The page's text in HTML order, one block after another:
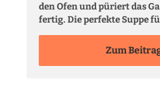
den Ofen und püriert das
fertig. Die perfekte Suppe
Zum